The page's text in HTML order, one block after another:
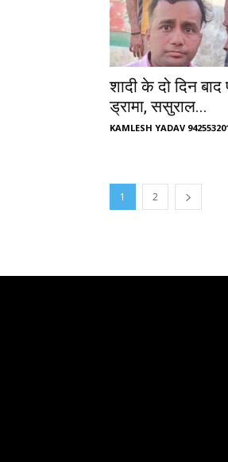
शादी के दो दिन
ड्रामा, ससुराल...
KAMLESH YADAV
1 2